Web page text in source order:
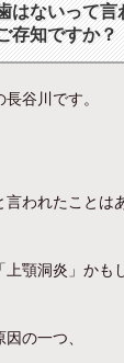
はないって
存知ですか？
谷川です。
言われたことは
顎洞炎」かも
の一つ、